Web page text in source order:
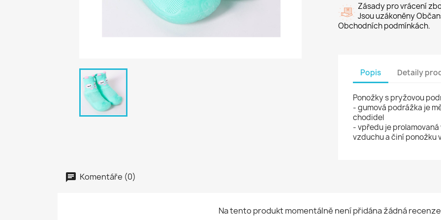
Zásady pro vrácení
Jsou uzákoněny
Obchodních podmínkách.
Popis Detaily
Ponožky s pryžovou
- gumová podrážka je
chodidel
- vpředu je
vzduchu a činí ponožku
Komentáře (0)
Na tento produkt momentálně není přidána žádná